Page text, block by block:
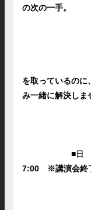
の
「
を取っているのに
み一緒
■
7:00 ※講